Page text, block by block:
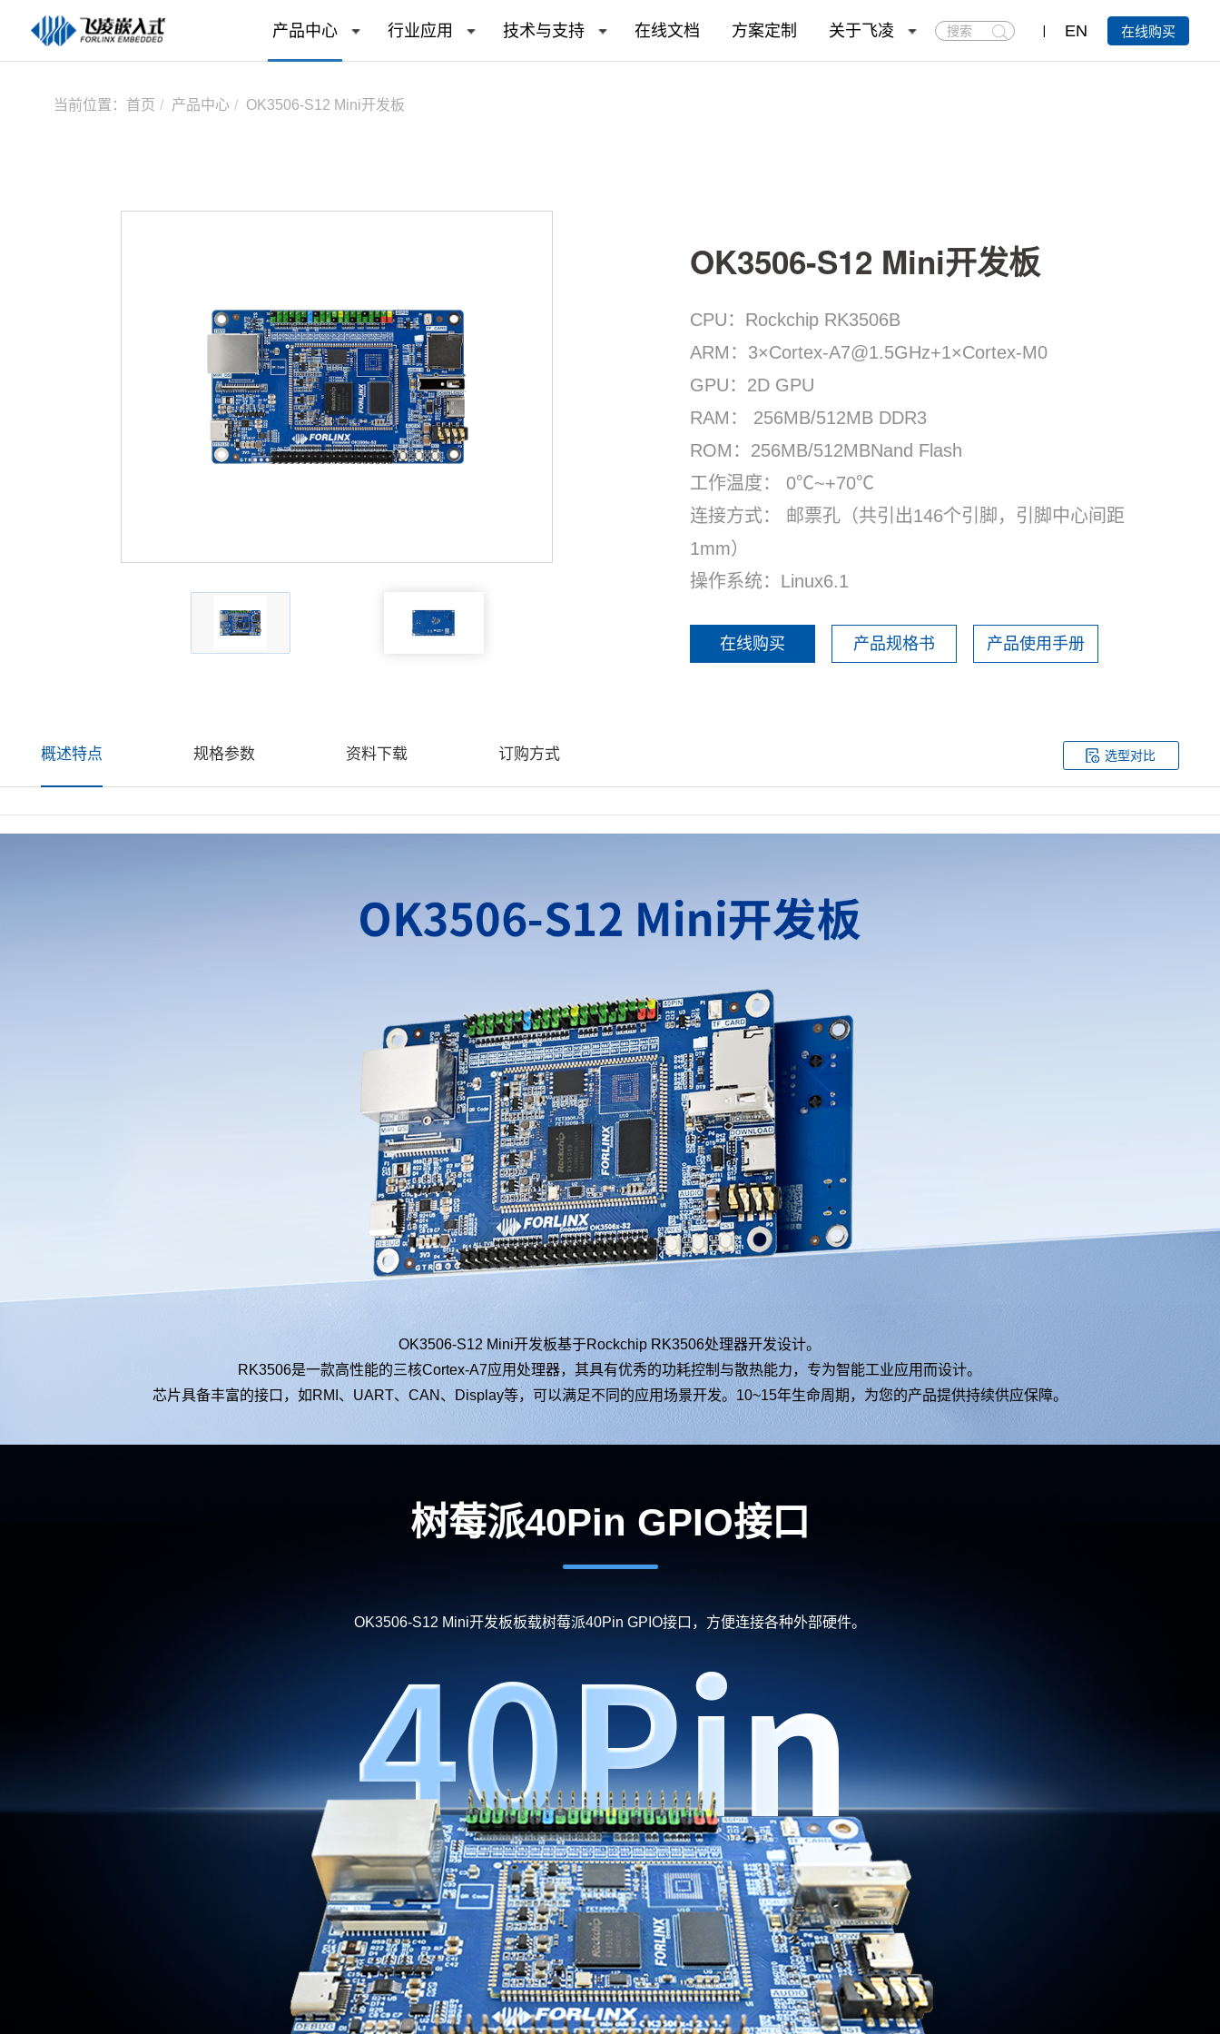
产品中心 行业应用 技术与支持 在线文档 方案定制 关于飞凌
搜
索
EN 在线购买
当前位置： 首页 产品中心 OK3506-S12 Mini开发板
OK3506-S12 Mini开发板
CPU：Rockchip RK3506B
ARM：3×Cortex-A7@1.5GHz+1×Cortex-M0
GPU：2D GPU
RAM： 256MB/512MB DDR3
ROM：256MB/512MBNand Flash
工作温度： 0℃~+70℃
连接方式： 邮票孔（共引出146个引脚，引脚中心间距
1mm）
操作系统：Linux6.1
在线购买 产品规格书 产品使用手册
概述特点 规格参数 资料下载 订购方式 选型对比
OK3506-S12 Mini开发板基于Rockchip RK3506处理器开发设计。
RK3506是一款高性能的三核Cortex-A7应用处理器，其具有优秀的功耗控制与散热能力，专为智能工业应用而设计。
芯片具备丰富的接口，如RMI、UART、CAN、Display等，可以满足不同的应用场景开发。10~15年生命周期，为您的产品提供持续供应保障。
树莓派40Pin GPIO接口
OK3506-S12 Mini开发板板载树莓派40Pin GPIO接口，方便连接各种外部硬件。